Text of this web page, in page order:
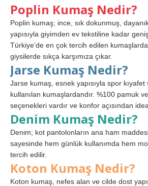
Poplin Kumaş Nedir?
Poplin kumaş; ince, sık dokunmuş,
yapısıyla giyimden ev tekstiline kadar
Türkiye’de en çok tercih edilen
giysilerde sıkça karşımıza çıkar.
Jarse Kumaş Nedir?
Jarse kumaş, esnek yapısıyla spor
kullanılan kumaşlardandır. %100 pamuk
seçenekleri vardır ve konfor açısından
Denim Kumaş Nedir?
Denim; kot pantolonların ana ham
sayesinde hem günlük kullanımda hem
tercih edilir.
Koton Kumaş Nedir?
Koton kumaş, nefes alan ve cilde dost